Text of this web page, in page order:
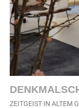
ZEITGEIST IN ALTEM